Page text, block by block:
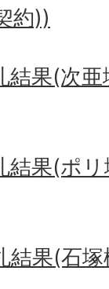
約))
結果(次
結果(ポ
結果(石